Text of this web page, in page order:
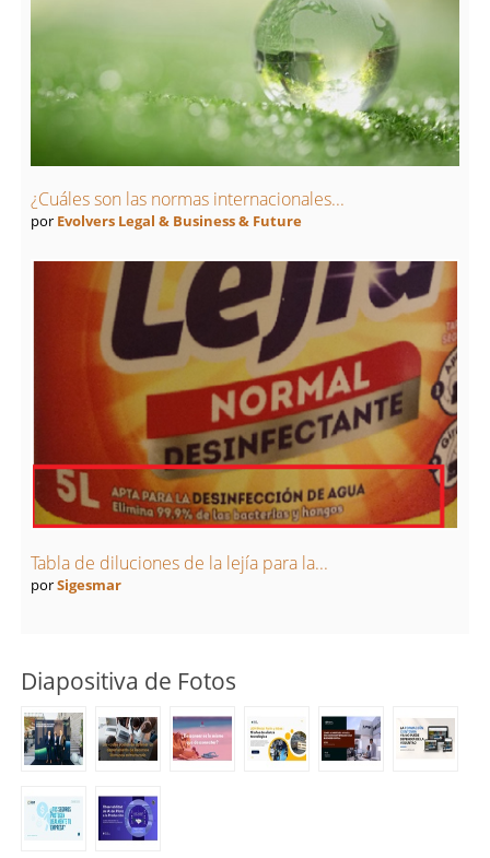
¿Cuáles son las normas internacionales...
por Evolvers Legal & Business & Future
Tabla de diluciones de la lejía para la...
porSigesmar
Diapositiva de Fotos